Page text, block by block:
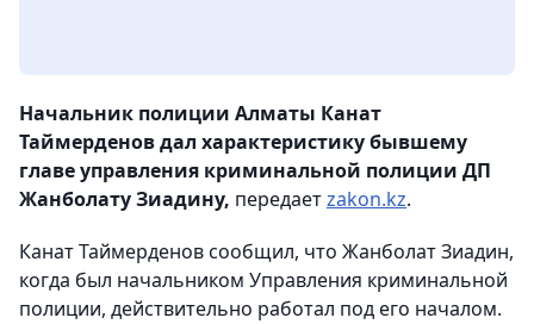
Начальник полиции Алматы Канат
Таймерденов дал характеристику бывшему
главе управления криминальной полиции ДП
Жанболату Зиадину, передаетzakon.kz.
Канат Таймерденов сообщил, что Жанболат Зиадин,
когда был начальником Управления криминальной
полиции, действительно работал под его началом.